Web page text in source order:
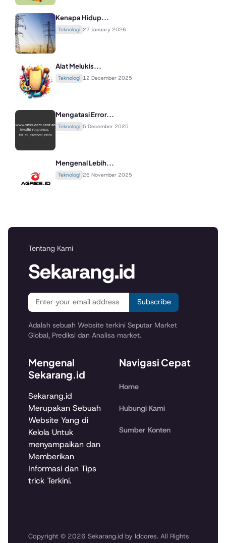
Kenapa Hidup...
Teknologi 27 January 2026
Alat Melukis...
Teknologi 12 December 2025
Mengatasi Error...
Teknologi 5 December 2025
Mengenal Lebih...
Teknologi 26 November 2025
Tentang Kami
Sekarang.id
Subscribe
Adalah sebuah Website terkini Seputar Market
Global, Prediksi dan Analisa market.
Mengenal
Sekarang.id
Sekarang.id
Merupakan Sebuah
Website Yang di
Kelola Untuk
menyampaikan dan
Memberikan
Informasi dan Tips
trick Terkini.
Navigasi Cepat
Home
Hubungi Kami
Sumber Konten
Copyright © 2026 Sekarang.id by Idcores. All Rights